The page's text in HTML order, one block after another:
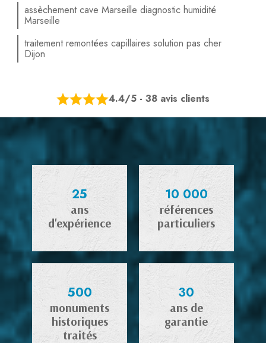
assèchement cave Marseille diagnostic humidité
Marseille
traitement remontées capillaires solution pas cher
Dijon
4.4/5 - 38 avis clients
25
ans
d'expérience
10 000
références
particuliers
500
monuments
historiques
traités
30
ans de
garantie